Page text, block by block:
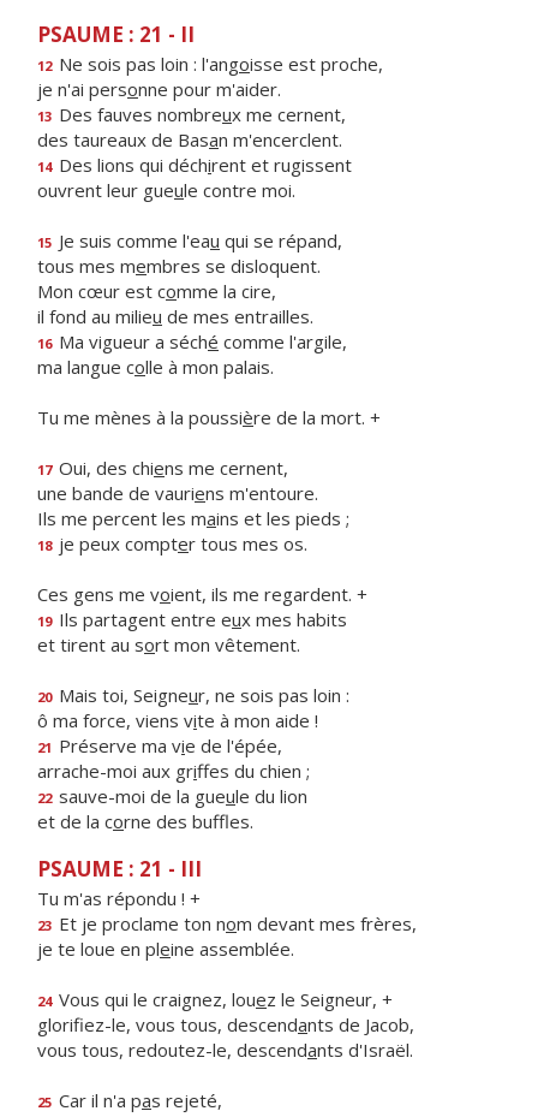
PSAUME : 21 - II
12 Ne sois pas loin : l'angoisse est proche,
je n'ai personne pour m'aider.
13 Des fauves nombreux me cernent,
des taureaux de Basan m'encerclent.
14 Des lions qui déchirent et rugissent
ouvrent leur gueule contre moi.
15 Je suis comme l'eau qui se répand,
tous mes membres se disloquent.
Mon cœur est comme la cire,
il fond au milieu de mes entrailles.
16 Ma vigueur a séché comme l'argile,
ma langue colle à mon palais.
Tu me mènes à la poussière de la mort. +
17 Oui, des chiens me cernent,
une bande de vauriens m'entoure.
Ils me percent les mains et les pieds ;
18 je peux compter tous mes os.
Ces gens me voient, ils me regardent. +
19 Ils partagent entre eux mes habits
et tirent au sort mon vêtement.
20 Mais toi, Seigneur, ne sois pas loin :
ô ma force, viens vite à mon aide !
21 Préserve ma vie de l'épée,
arrache-moi aux griffes du chien ;
22 sauve-moi de la gueule du lion
et de la corne des buffles.
PSAUME : 21 - III
Tu m'as répondu ! +
23 Et je proclame ton nom devant mes frères,
je te loue en pleine assemblée.
24 Vous qui le craignez, louez le Seigneur, +
glorifiez-le, vous tous, descendants de Jacob,
vous tous, redoutez-le, descendants d'Israël.
25 Car il n'a pas rejeté,